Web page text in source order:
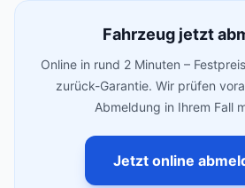
Fahrzeug jetzt
Online in rund 2 Minuten –
zurück-Garantie. Wir prüfen
Abmeldung in Ihrem Fall
Jetzt online